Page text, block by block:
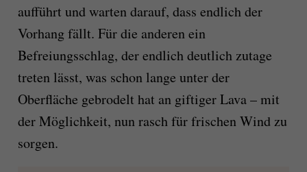
aufführt und warten darauf, dass endlich der
Vorhang fällt. Für die anderen ein
Befreiungsschlag, der endlich deutlich zutage
treten lässt, was schon lange unter der
Oberfläche gebrodelt hat an giftiger Lava – mit
der Möglichkeit, nun rasch für frischen Wind zu
sorgen.